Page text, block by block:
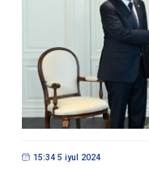
15:34 5 iyul 2024